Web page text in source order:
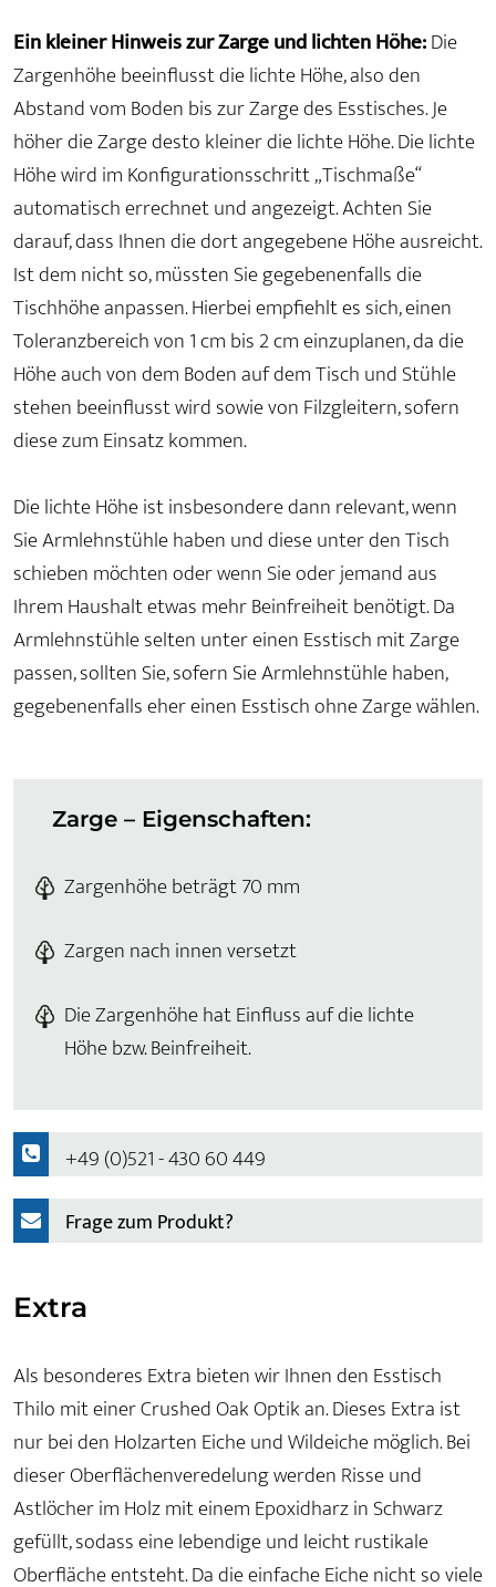
Ein kleiner Hinweis zur Zarge und lichten Höhe:Die
Zargenhöhe beeinflusst die lichte Höhe, also den
Abstand vom Boden bis zur Zarge des Esstisches. Je
höher die Zarge desto kleiner die lichte Höhe. Die lichte
Höhe wird im Konfigurationsschritt „Tischmaße“
automatisch errechnet und angezeigt. Achten Sie
darauf, dass Ihnen die dort angegebene Höhe ausreicht.
Ist dem nicht so, müssten Sie gegebenenfalls die
Tischhöhe anpassen. Hierbei empfiehlt es sich, einen
Toleranzbereich von 1 cm bis 2 cm einzuplanen, da die
Höhe auch von dem Boden auf dem Tisch und Stühle
stehen beeinflusst wird sowie von Filzgleitern, sofern
diese zum Einsatz kommen.
Die lichte Höhe ist insbesondere dann relevant, wenn
Sie Armlehnstühle haben und diese unter den Tisch
schieben möchten oder wenn Sie oder jemand aus
Ihrem Haushalt etwas mehr Beinfreiheit benötigt. Da
Armlehnstühle selten unter einen Esstisch mit Zarge
passen, sollten Sie, sofern Sie Armlehnstühle haben,
gegebenenfalls eher einen Esstisch ohne Zarge wählen.
Zarge – Eigenschaften:
Zargenhöhe beträgt 70 mm
Zargen nach innen versetzt
Die Zargenhöhe hat Einfluss auf die lichte
Höhe bzw. Beinfreiheit.
+49 (0)521 - 430 60 449
Frage zum Produkt?
Extra
Als besonderes Extra bieten wir Ihnen den Esstisch
Thilo mit einer Crushed Oak Optik an. Dieses Extra ist
nur bei den Holzarten Eiche und Wildeiche möglich. Bei
dieser Oberflächenveredelung werden Risse und
Astlöcher im Holz mit einem Epoxidharz in Schwarz
gefüllt, sodass eine lebendige und leicht rustikale
Oberfläche entsteht. Da die einfache Eiche nicht so viele